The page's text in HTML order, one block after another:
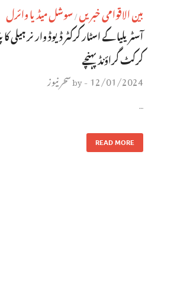
بین الاقوامی خبریں / سوشل میڈیا وائرل
آسٹریلیا کے اسٹار کرکٹر ڈیوڈ وارنر ہیلی
کرکٹ گراؤنڈ پہنچے
12/01/2024
-
byسحر نیوز
…
READ MORE